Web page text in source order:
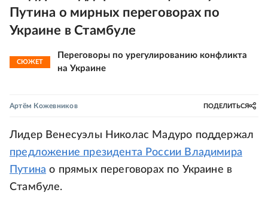
Путина о мирных переговорах по
Украине в Стамбуле
СЮЖЕТ
Переговоры по урегулированию конфликта
на Украине
Артём Кожевников ПОДЕЛИТЬСЯ
Лидер Венесуэлы Николас Мадуро поддержал
предложение президента России Владимира
Путина о прямых переговорах по Украине в
Стамбуле.